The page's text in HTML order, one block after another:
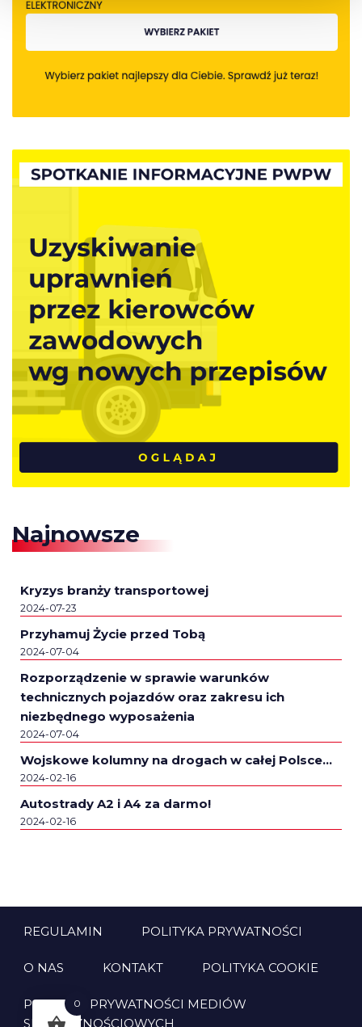
Najnowsze
Kryzys branży transportowej
2024-07-23
Przyhamuj Życie przed Tobą
2024-07-04
Rozporządzenie w sprawie warunków
technicznych pojazdów oraz zakresu ich
niezbędnego wyposażenia
2024-07-04
Wojskowe kolumny na drogach w całej Polsce…
2024-02-16
Autostrady A2 i A4 za darmo!
2024-02-16
REGULAMIN POLITYKA PRYWATNOŚCI
O NAS KONTAKT POLITYKA COOKIE
POLITYKA PRYWATNOŚCI MEDIÓW
SPOŁECZNOŚCIOWYCH
0